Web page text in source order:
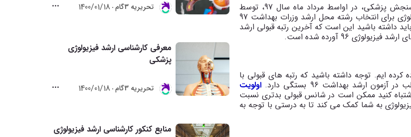
کارنامه ارشد فیزیولوژی 96، بعد از انتشار نتایج اولیه در سایت سنجش پزشکی، در اواسط مرداد ماه سال 97، توسط
داوطلب ارشد فیزیولوژی دریافت می شود. این کارنامه ارشد فیزیولوژی برای انتخاب رشته محل ارشد وزرات بهداشت 97
داشته باشید این است که آخرین رتبه قبولی ارشد
.
زیر برای شما آماده کرده ایم. توجه داشته باشید که رتبه های قبولی با
ارشد بهداشت 96 بستگی دارد
. اولویت
کنید ممکن است در شانس قبولی بدتری نسبت
به شما کمک می کند تا به درستی با توجه به
تحريريه 3گام 1400/01/18
معرفی کارشناسی ارشد فیزیولوژی
پزشکی
تحريريه 3گام 1400/01/18
منابع کنکور کارشناسی ارشد فیزیولوژی